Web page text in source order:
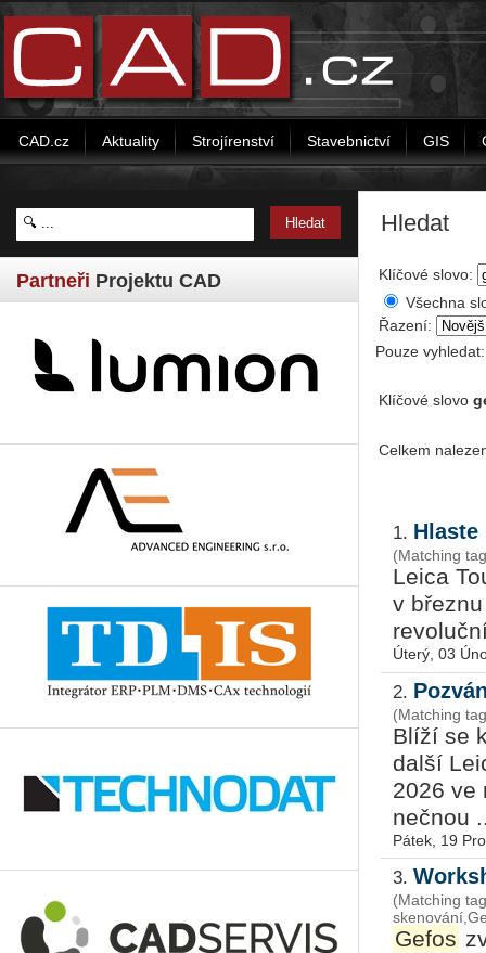
CAD.cz Aktuality Strojírenství Stavebnictví GIS
Partneři Projektu CAD
Hledat
Klíčové slovo:
Všechna
Řazení:
Pouze
Klíčové slovo
Celkem
1.
(Matching
Leica
v
Úterý, 03
2.
(Matching
Blíží se
další
2026 ve
neč­nou
Pátek, 19
3.
(Matching
Gefos